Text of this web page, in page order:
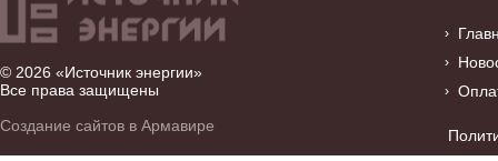
© 2026 «Источник энергии»
Все права защищены
Создание сайтов в Армавире